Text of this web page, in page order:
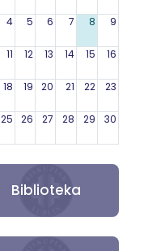
4 5 6 7 8 9
11 12 13 14 15 16
18 19 20 21 22 23
25 26 27 28 29 30
Biblioteka